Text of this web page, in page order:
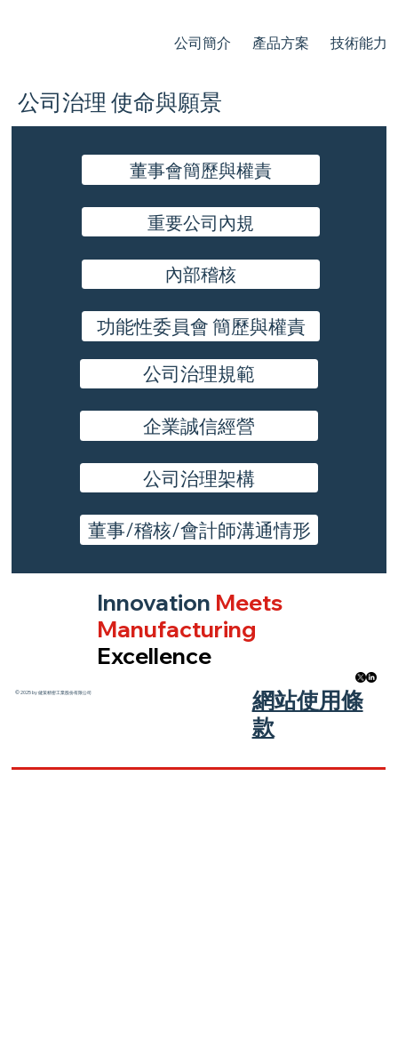
公司簡介 產品方案 技術能力
公司治理 使命與願景
董事會簡歷與權責
重要公司內規
內部稽核
功能性委員會 簡歷與權責
公司治理規範
企業誠信經營
公司治理架構
董事/稽核/會計師溝通情形
Innovation Meets
Manufacturing
Excellence
© 2025 by 健策精密工業股份有限公司
​網站使用條
款